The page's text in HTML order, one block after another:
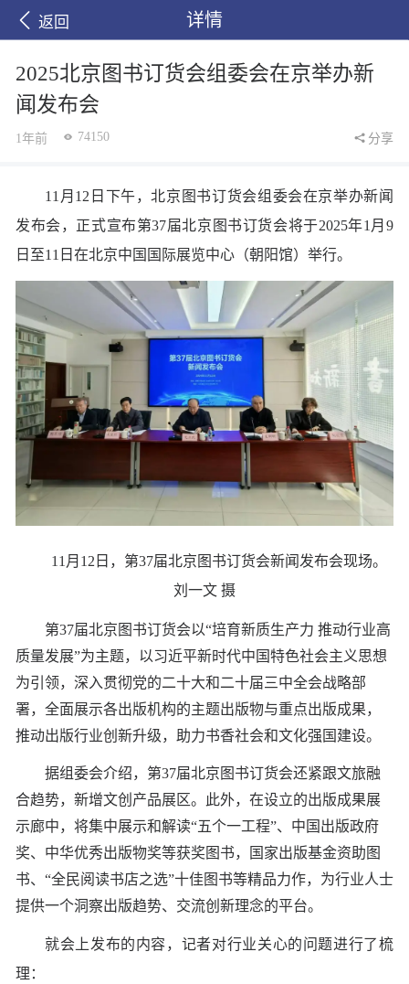
返回 详情
2025北京图书订货会组委会在京举办新
闻发布会
1年前 74150 分享
11月12日下午，北京图书订货会组委会在京举办新闻
发布会，正式宣布第37届北京图书订货会将于2025年1月9
日至11日在北京中国国际展览中心（朝阳馆）举行。
11月12日，第37届北京图书订货会新闻发布会现场。
刘一文 摄
第37届北京图书订货会以“培育新质生产力 推动行业高
质量发展”为主题，以习近平新时代中国特色社会主义思想
为引领，深入贯彻党的二十大和二十届三中全会战略部
署，全面展示各出版机构的主题出版物与重点出版成果，
推动出版行业创新升级，助力书香社会和文化强国建设。
据组委会介绍，第37届北京图书订货会还紧跟文旅融
合趋势，新增文创产品展区。此外，在设立的出版成果展
示廊中，将集中展示和解读“五个一工程”、中国出版政府
奖、中华优秀出版物奖等获奖图书，国家出版基金资助图
书、“全民阅读书店之选”十佳图书等精品力作，为行业人士
提供一个洞察出版趋势、交流创新理念的平台。
就会上发布的内容，记者对行业关心的问题进行了梳
理：